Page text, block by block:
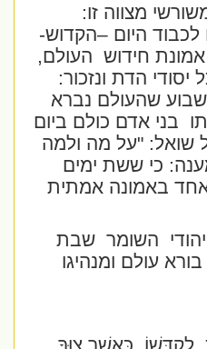
מצווה זו:
היום –הקדוש-
חידוש העולם,
הדת ונזכור:
שהעולם נברא
בני אדם כולם ביום
"על מה ולמה
כי ששת ימים
באמונה אמתית
השומר שבת
עולם ומנהיגו